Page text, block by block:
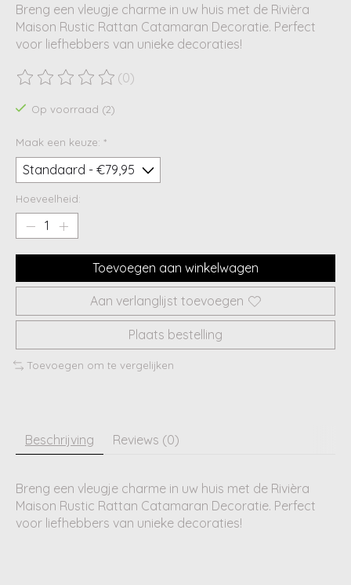
Breng een vleugje charme in uw huis met de Rivièra
Maison Rustic Rattan Catamaran Decoratie. Perfect
voor liefhebbers van unieke decoraties!
De beoordeling van dit product is
(0)
Op voorraad (2)
Maak een keuze: *
Hoeveelheid:
Toevoegen aan winkelwagen
Aan verlanglijst toevoegen
Plaats bestelling
Toevoegen om te vergelijken
Beschrijving Reviews (0)
Breng een vleugje charme in uw huis met de Rivièra
Maison Rustic Rattan Catamaran Decoratie. Perfect
voor liefhebbers van unieke decoraties!